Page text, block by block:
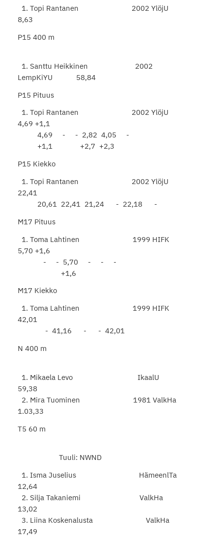
1. Topi Rantanen 2002 YlöjU
8,63
P15 400 m
1. Santtu Heikkinen 2002
LempKiYU 58,84
P15 Pituus
1. Topi Rantanen 2002 YlöjU
4,69 +1,1
4,69 - - 2,82 4,05 -
+1,1 +2,7 +2,3
P15 Kiekko
1. Topi Rantanen 2002 YlöjU
22,41
20,61 22,41 21,24 - 22,18 -
M17 Pituus
1. Toma Lahtinen 1999 HIFK
5,70 +1,6
- - 5,70 - - -
+1,6
M17 Kiekko
1. Toma Lahtinen 1999 HIFK
42,01
- 41,16 - - 42,01
N 400 m
1. Mikaela Levo IkaalU
59,38
2. Mira Tuominen 1981 ValkHa
1.03,33
T5 60 m
Tuuli: NWND
1. Isma Juselius HämeenlTa
12,64
2. Silja Takaniemi ValkHa
13,02
3. Liina Koskenalusta ValkHa
17,49